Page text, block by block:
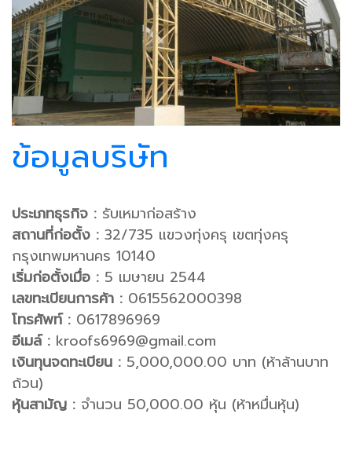
ข้อมูลบริษัท
ประเภทธุรกิจ : รับเหมาก่อสร้าง
สถานที่ก่อตั้ง : 32/735 แขวงทุ่งครุ เขตทุ่งครุ
กรุงเทพมหานคร 10140
เริ่มก่อตั้งเมื่อ : 5 เมษายน 2544
เลขทะเบียนการค้า : 0615562000398
โทรศัพท์ : 0617896969
อีเมล์ : kroofs6969@gmail.com
เงินทุนจดทะเบียน : 5,000,000.00 บาท (ห้าล้านบาท
ถ้วน)
หุ้นสามัญ : จํานวน 50,000.00 หุ้น (ห้าหมื่นหุ้น)